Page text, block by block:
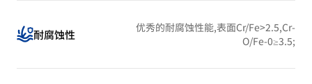
耐腐蚀性
优秀的耐腐蚀性能,表面Cr/Fe>2.5,Cr-
O/Fe-0≥3.5;